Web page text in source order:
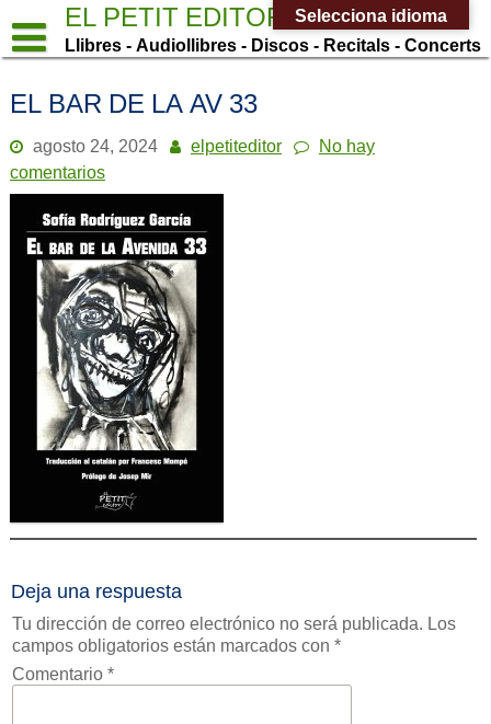
al
contenido
EL PETIT EDITOR
Llibres - Audiollibres - Discos - Recitals - Concerts
EL BAR DE LA AV 33
agosto 24, 2024 elpetiteditor
No hay
comentarios
Deja una respuesta
Tu dirección de correo electrónico no será publicada. Los
campos obligatorios están marcados con *
Comentario *
Selecciona idioma